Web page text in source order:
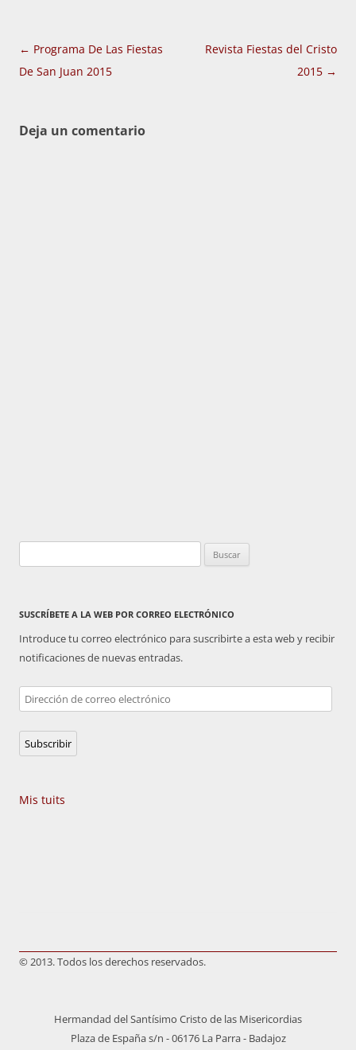
Navegación
de
← Programa De Las Fiestas
De San Juan 2015
Revista Fiestas del Cristo
2015 →
Deja un comentario
SUSCRÍBETE A LA WEB POR CORREO ELECTRÓNICO
Introduce tu correo electrónico para suscribirte a esta web y recibir
notificaciones de nuevas entradas.
Dirección
de
correo
electrónico
Subscribir
Mis tuits
© 2013. Todos los derechos reservados.
Hermandad del Santísimo Cristo de las Misericordias
Plaza de España s/n - 06176 La Parra - Badajoz